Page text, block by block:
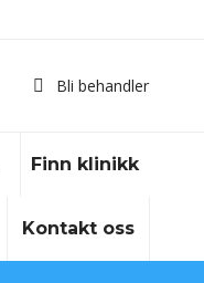
Bli behandler
Finn klinikk
Kontakt oss